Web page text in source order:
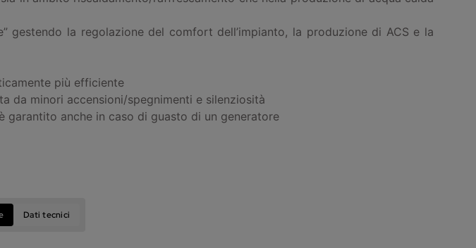
gestendo la regolazione del comfort dell’impianto, la produzione di ACS e la
più efficiente
da minori accensioni/spegnimenti e silenziosità
garantito anche in caso di guasto di un generatore
Dati tecnici